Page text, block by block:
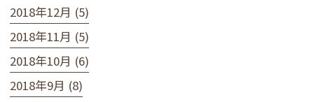
2018年12月 (5)
2018年11月 (5)
2018年10月 (6)
2018年9月 (8)